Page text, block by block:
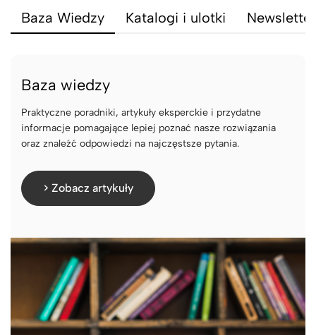
Baza Wiedzy Katalogi i ulotki Newsletter
Baza wiedzy
Praktyczne poradniki, artykuły eksperckie i przydatne
informacje pomagające lepiej poznać nasze rozwiązania
oraz znaleźć odpowiedzi na najczęstsze pytania.
> Zobacz artykuły